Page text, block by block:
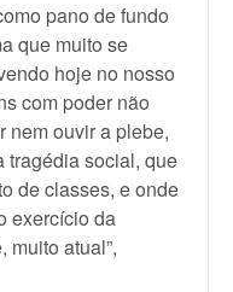
pano de fundo
que muito se
hoje no nosso
com poder não
nem ouvir a plebe,
tragédia social, que
de classes, e onde
exercício da
muito atual”,